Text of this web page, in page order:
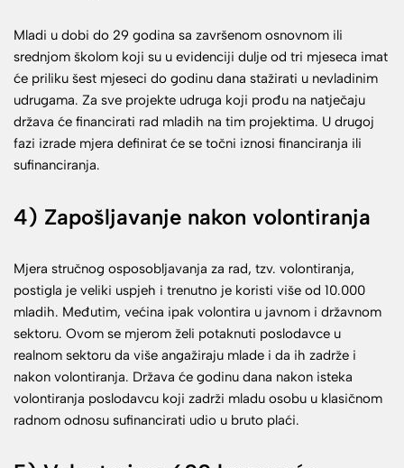
Mladi u dobi do 29 godina sa završenom osnovnom ili
srednjom školom koji su u evidenciji dulje od tri mjeseca imat
će priliku šest mjeseci do godinu dana stažirati u nevladinim
udrugama. Za sve projekte udruga koji prođu na natječaju
država će financirati rad mladih na tim projektima. U drugoj
fazi izrade mjera definirat će se točni iznosi financiranja ili
sufinanciranja.
4) Zapošljavanje nakon volontiranja
Mjera stručnog osposobljavanja za rad, tzv. volontiranja,
postigla je veliki uspjeh i trenutno je koristi više od 10.000
mladih. Međutim, većina ipak volontira u javnom i državnom
sektoru. Ovom se mjerom želi potaknuti poslodavce u
realnom sektoru da više angažiraju mlade i da ih zadrže i
nakon volontiranja. Država će godinu dana nakon isteka
volontiranja poslodavcu koji zadrži mladu osobu u klasičnom
radnom odnosu sufinancirati udio u bruto plaći.